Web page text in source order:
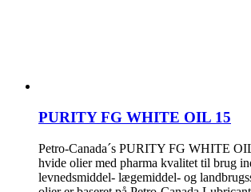
PURITY FG WHITE OIL 15
Petro-Canada´s PURITY FG WHITE
hvide olier med pharma kvalitet til brug
levnedsmiddel- lægemiddel- og